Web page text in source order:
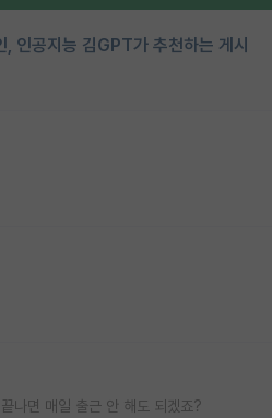
, 인공지능 김GPT가 추천하는 게시
나면 매일 출근 안 해도 되겠죠?